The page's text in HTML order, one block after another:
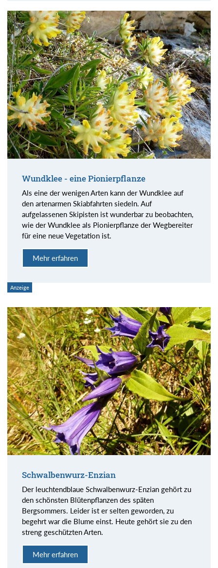
Wundklee - eine Pionierpflanze
Als eine der wenigen Arten kann der Wundklee auf
den artenarmen Skiabfahrten siedeln. Auf
aufgelassenen Skipisten ist wunderbar zu beobachten,
wie der Wundklee als Pionierpflanze der Wegbereiter
für eine neue Vegetation ist.
Mehr erfahren
Schwalbenwurz-Enzian
Der leuchtendblaue Schwalbenwurz-Enzian gehört zu
den schönsten Blütenpflanzen des späten
Bergsommers. Leider ist er selten geworden, zu
begehrt war die Blume einst. Heute gehört sie zu den
streng geschützten Arten.
Mehr erfahren